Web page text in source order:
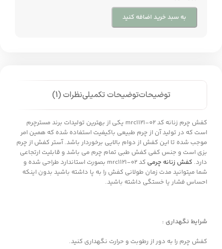
به سبد خرید اضافه کنید
توضیحاتتوضیحات تکمیلینظرات (1)
کفش چرم زنانه کد mrc1121-02 یکی از بهترین تولیدات برند مسترچرم
است که در تولید آن از چرم طبیعی باکیفیت استفاده شده که همین امر
موجب شده تا این کفش از دوام بالایی برخوردار باشد. آستر کفش از چرم
بزی است و جنس کفی کفش طبی تمام چرم می باشد و قابلیت ارتجاعی
دارد. کفش زنانه چرمی
کد mrc1121-02 بصورت استاندارد طراحی شده و
شما میتوانید مدت زمان طولانی کفش را به پا داشته باشید بدون اینکه
احساس فشار یا خستگی داشته باشید.
شرایط نگهداری :
کفش چرم را به دور از رطوبت و حرارت نگهداری کنید.